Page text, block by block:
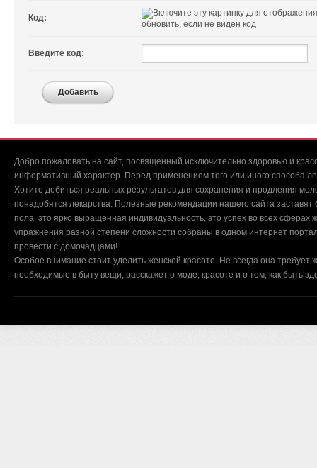
Код:
обновить, если не виден код
Введите код:
Добавить
Добро пожаловать на сайт, посвященный исключительно здоровью и
информативный характер. Перед применением того или иного способа
Хотите добиться реальных результатов для сохранения и продления
понадобятся лекарства. Полезные рекомендации нашего сайта
пола, это ярко выращенная индивидуальность, это успех во всех
упражнения разной степени сложности собраны в одном интернет
провести с домочадцами!
Особое внимание стоит уделить женской красоте. Не всегда она
необходимые в быту вещи, расскажет о моде, красоте и о том, как быть